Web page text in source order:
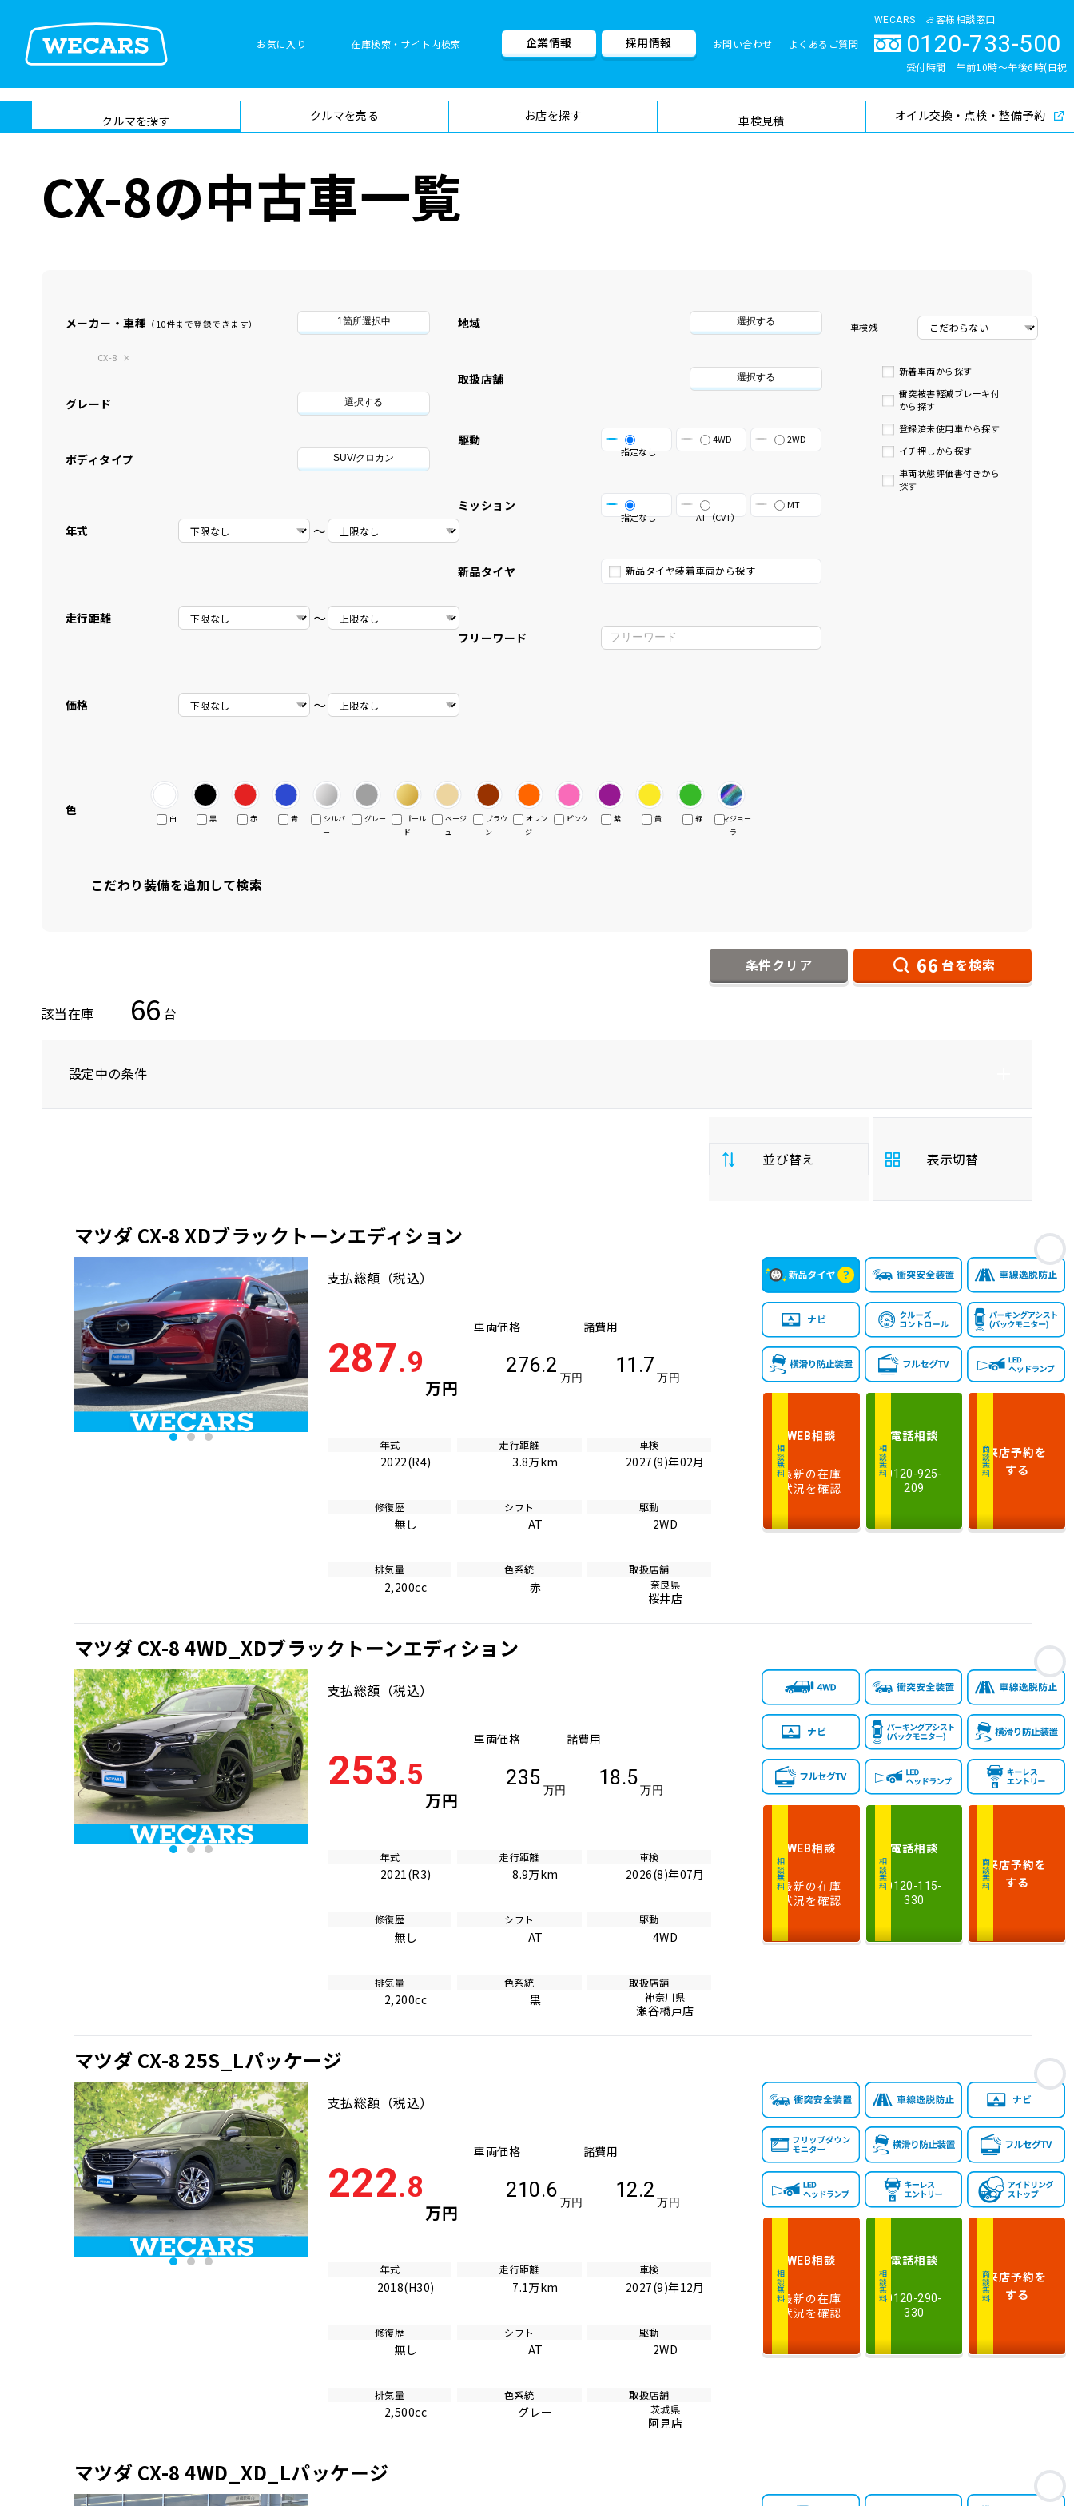
お気に入り 在庫検索・サイト内検索
在庫検索
サイト内検
索
検索
企業情報 採用情報 お問い合わせ よくあるご質問
WECARS お客様相談窓口
0120-733-500
受付時間 午前10時〜午後6時(日祝
クルマを探す クルマを売る お店を探す 車検見積
車検料金・メニュー 品質管理とサポート体制
オイル交換・点検・整備予約
CX-8の中古車一覧
メーカー・車種 （10件まで登録できます） 1箇所選択中
CX-8
グレード 選択する
ボディタイプ SUV/クロカン
年式 〜
走行距離 〜
価格 〜
地域 選択する
取扱店舗 選択する
駆動
指定なし
4WD 2WD
ミッション
指定なし AT（CVT）
MT
新品タイヤ 新品タイヤ装着車両から探す
フリーワード
車検残
新着車両から探す
衝突被害軽減ブレーキ付
から探す
登録済未使用車から探す
イチ押しから探す
車両状態評価書付きから
探す
色
白 黒 赤 青
シルバ
ー
グレー
ゴール
ド
ベージ
ュ
ブラウ
ン
オレン
ジ
ピンク 紫 黄 緑
マジョー
ラ
こだわり装備を追加して検索
条件クリア 66 台を検索
該当在庫 66 台
設定中の条件
並び替え
払
総
安い順 高い順
年
式
新しい順 古い順
走
行
少ない順 多い順
気
量
大きい順 小さい順
検
多い順 少ない順
表示切替
お
マツダ CX-8 XDブラックトーンエディション
支払総額 （税込）
287.9
万円
車両価格
276.2
万円
諸費用
11.7
万円
年式
2022(R4)
走行距離
3.8万km
車検
2027(9)年02月
修復歴
無し
シフト
AT
駆動
2WD
排気量
2,200cc
色系統
赤
取扱店舗
奈良県
桜井店
相談無料
WEB相談
最新の在庫
状況を確認
相談無料
電話相談
0120-925-
209
商談無料来店予約を
する
お
マツダ CX-8 4WD_XDブラックトーンエディション
支払総額 （税込）
253.5
万円
車両価格
235
万円
諸費用
18.5
万円
年式
2021(R3)
走行距離
8.9万km
車検
2026(8)年07月
修復歴
無し
シフト
AT
駆動
4WD
排気量
2,200cc
色系統
黒
取扱店舗
神奈川県
瀬谷橋戸店
相談無料
WEB相談
最新の在庫
状況を確認
相談無料
電話相談
0120-115-
330
商談無料来店予約を
する
お
マツダ CX-8 25S_Lパッケージ
支払総額 （税込）
222.8
万円
車両価格
210.6
万円
諸費用
12.2
万円
年式
2018(H30)
走行距離
7.1万km
車検
2027(9)年12月
修復歴
無し
シフト
AT
駆動
2WD
排気量
2,500cc
色系統
グレー
取扱店舗
茨城県
阿見店
相談無料
WEB相談
最新の在庫
状況を確認
相談無料
電話相談
0120-290-
330
商談無料来店予約を
する
お
マツダ CX-8 4WD_XD_Lパッケージ